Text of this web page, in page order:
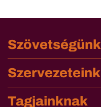
Szövetségünk
Szervezeteink
Tagjainknak